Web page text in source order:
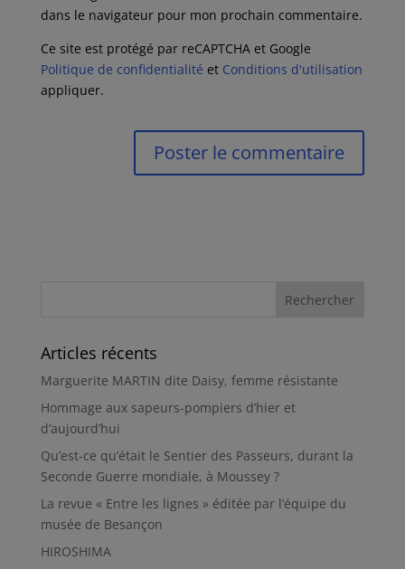
dans le navigateur pour mon prochain commentaire.
Ce site est protégé par reCAPTCHA et Google
Politique de confidentialité et Conditions d'utilisation
appliquer.
Articles récents
Marguerite MARTIN dite Daisy, femme résistante
Hommage aux sapeurs-pompiers d’hier et
d’aujourd’hui
Qu’est-ce qu’était le Sentier des Passeurs, durant la
Seconde Guerre mondiale, à Moussey ?
La revue « Entre les lignes » éditée par l’équipe du
musée de Besançon
HIROSHIMA